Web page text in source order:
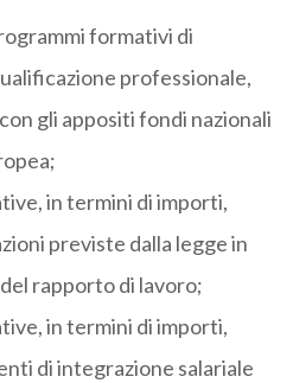
formativi di
professionale,
gli appositi fondi nazionali
in termini di importi,
previste dalla legge in
rapporto di lavoro;
in termini di importi,
di integrazione salariale